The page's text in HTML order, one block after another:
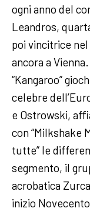
ogni anno del
Leandros,
poi vincitrice nel
ancora a
“Kangaroo”
celebre
e Ostrowski,
con “Milkshake
tutte” le
segmento, il
acrobatica
inizio